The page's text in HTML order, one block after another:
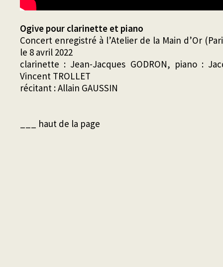
Ogive pour clarinette et piano
Concert enregistré à l’Atelier de la Main d’Or
le 8 avril 2022
clarinette : Jean-Jacques GODRON, piano :
Vincent TROLLET
récitant : Allain GAUSSIN
___ haut de la page